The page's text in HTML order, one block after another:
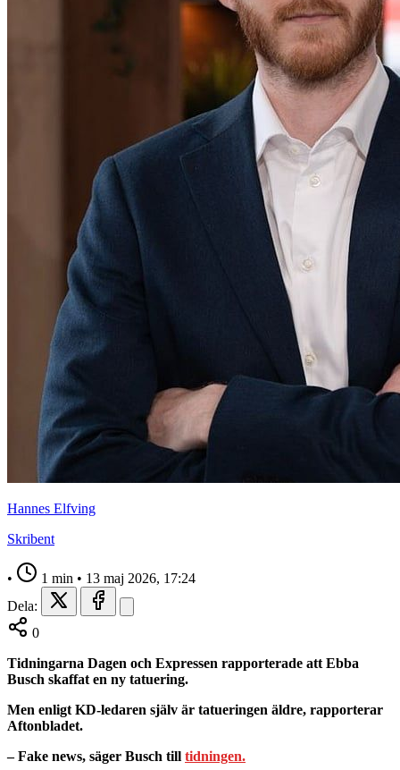
Hannes Elfving
Skribent
• 1 min • 13 maj 2026, 17:24
Dela:
0
Tidningarna Dagen och Expressen rapporterade att Ebba
Busch skaffat en ny tatuering.
Men enligt KD-ledaren själv är tatueringen äldre, rapporterar
Aftonbladet.
– Fake news, säger Busch till tidningen.